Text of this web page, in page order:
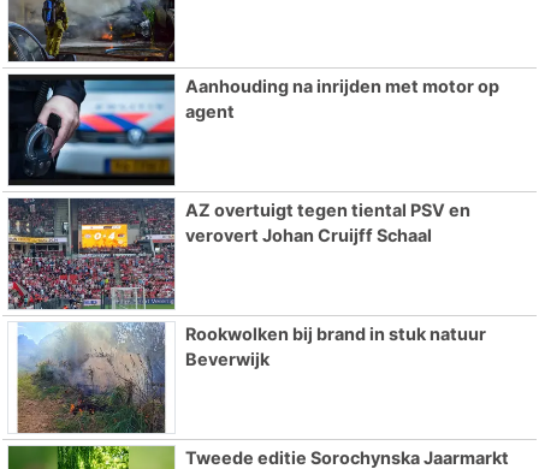
Aanhouding na inrijden met motor op
agent
AZ overtuigt tegen tiental PSV en
verovert Johan Cruijff Schaal
Rookwolken bij brand in stuk natuur
Beverwijk
Tweede editie Sorochynska Jaarmarkt